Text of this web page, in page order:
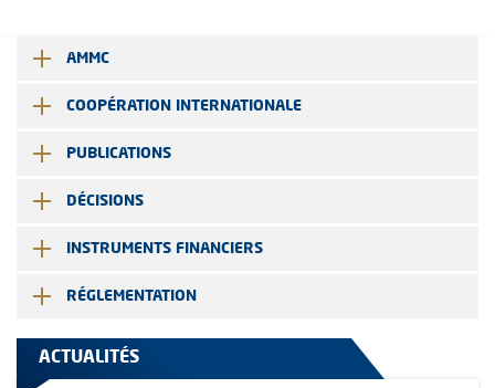
AMMC
COOPÉRATION INTERNATIONALE
PUBLICATIONS
DÉCISIONS
INSTRUMENTS FINANCIERS
RÉGLEMENTATION
ACTUALITÉS